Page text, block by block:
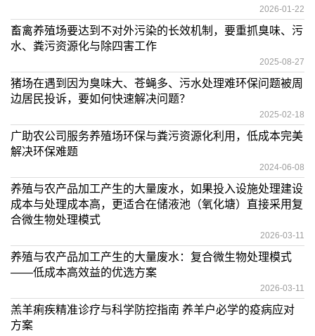
2026-01-22
畜禽养殖场要达到不对外污染的长效机制，要重抓臭味、污
水、粪污资源化与除四害工作
2025-08-27
猪场在遇到因为臭味大、苍蝇多、污水处理难环保问题被周
边居民投诉，要如何快速解决问题？
2025-02-18
广助农公司服务养殖场环保与粪污资源化利用，低成本完美
解决环保难题
2024-06-08
养殖与农产品加工产生的大量废水，如果投入设施处理建设
成本与处理成本高，更适合在储液池（氧化塘）直接采用复
合微生物处理模式
2026-03-11
养殖与农产品加工产生的大量废水：复合微生物处理模式
——低成本高效益的优选方案
2026-03-11
羔羊痢疾精准诊疗与科学防控指南 养羊户必学的疫病应对
方案